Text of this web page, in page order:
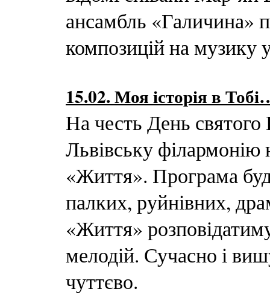
ансамбль «Галичина»
композицій на музику
15.02. Моя історія в
На честь День
Львівську філармонію
«Життя». Програма
палких, руйнівних,
«Життя»
мелодій. Сучасно і
чуттєво.